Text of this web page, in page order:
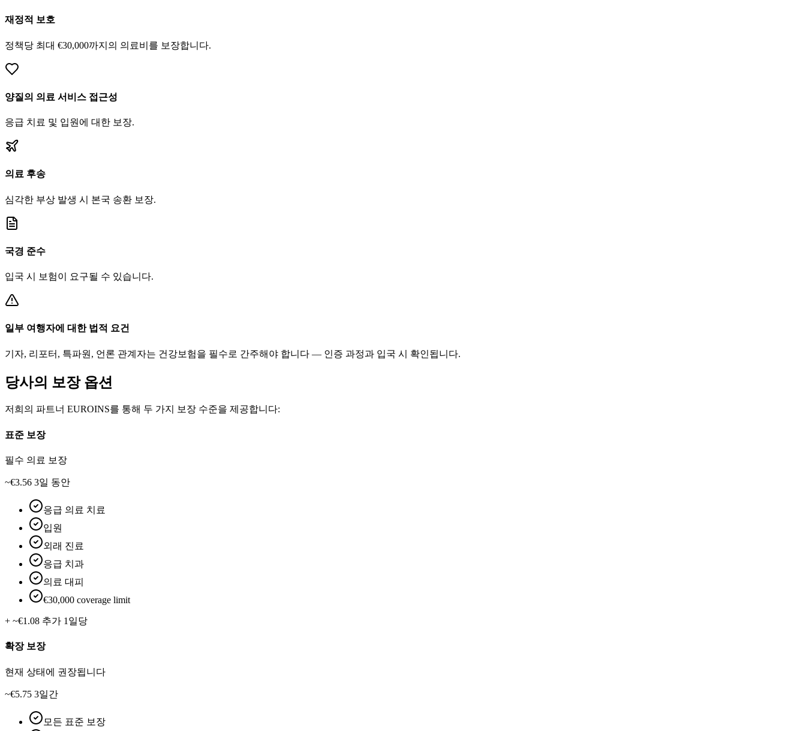
재정적 보호
정책당 최대 €30,000까지의 의료비를 보장합니다.
양질의 의료 서비스 접근성
응급 치료 및 입원에 대한 보장.
의료 후송
심각한 부상 발생 시 본국 송환 보장.
국경 준수
입국 시 보험이 요구될 수 있습니다.
일부 여행자에 대한 법적 요건
기자, 리포터, 특파원, 언론 관계자는 건강보험을 필수로 간주해야 합니다 — 인증 과정과 입국 시 확인됩니다.
당사의 보장 옵션
저희의 파트너 EUROINS를 통해 두 가지 보장 수준을 제공합니다:
표준 보장
필수 의료 보장
~€3.56 3일 동안
응급 의료 치료
입원
외래 진료
응급 치과
의료 대피
€30,000 coverage limit
+ ~€1.08 추가 1일당
확장 보장
현재 상태에 권장됩니다
~€5.75 3일간
모든 표준 보장